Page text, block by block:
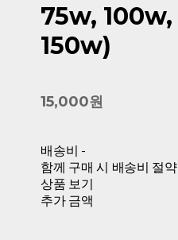
75w, 100w,
150w)
15,000원
배송비 -
함께 구매 시 배송비 절약
상품 보기
추가 금액